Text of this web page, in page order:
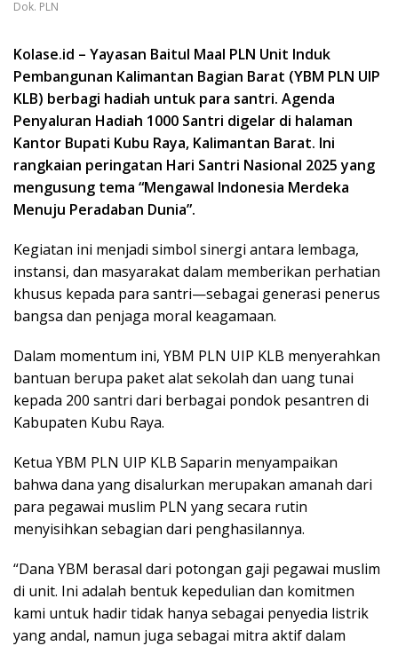
Dok. PLN
Kolase.id – Yayasan Baitul Maal PLN Unit Induk
Pembangunan Kalimantan Bagian Barat (YBM PLN UIP
KLB) berbagi hadiah untuk para santri. Agenda
Penyaluran Hadiah 1000 Santri digelar di halaman
Kantor Bupati Kubu Raya, Kalimantan Barat. Ini
rangkaian peringatan Hari Santri Nasional 2025 yang
mengusung tema “Mengawal Indonesia Merdeka
Menuju Peradaban Dunia”.
Kegiatan ini menjadi simbol sinergi antara lembaga,
instansi, dan masyarakat dalam memberikan perhatian
khusus kepada para santri—sebagai generasi penerus
bangsa dan penjaga moral keagamaan.
Dalam momentum ini, YBM PLN UIP KLB menyerahkan
bantuan berupa paket alat sekolah dan uang tunai
kepada 200 santri dari berbagai pondok pesantren di
Kabupaten Kubu Raya.
Ketua YBM PLN UIP KLB Saparin menyampaikan
bahwa dana yang disalurkan merupakan amanah dari
para pegawai muslim PLN yang secara rutin
menyisihkan sebagian dari penghasilannya.
“Dana YBM berasal dari potongan gaji pegawai muslim
di unit. Ini adalah bentuk kepedulian dan komitmen
kami untuk hadir tidak hanya sebagai penyedia listrik
yang andal, namun juga sebagai mitra aktif dalam